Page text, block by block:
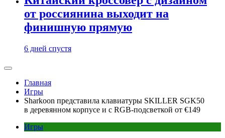
от россиянина выходит на
финишную прямую
6 дней спустя
Главная
Игры
Sharkoon представила клавиатуры SKILLER SGK50
в деревянном корпусе и с RGB-подсветкой от €149
Игры